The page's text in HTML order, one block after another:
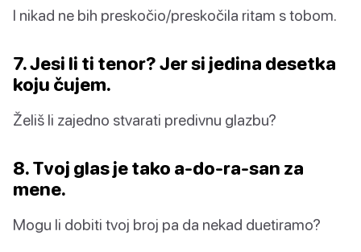
I nikad ne bih preskočio/preskočila ritam s tobom.
7. Jesi li ti tenor? Jer si jedina desetka
koju čujem.
Želiš li zajedno stvarati predivnu glazbu?
8. Tvoj glas je tako a-do-ra-san za
mene.
Mogu li dobiti tvoj broj pa da nekad duetiramo?